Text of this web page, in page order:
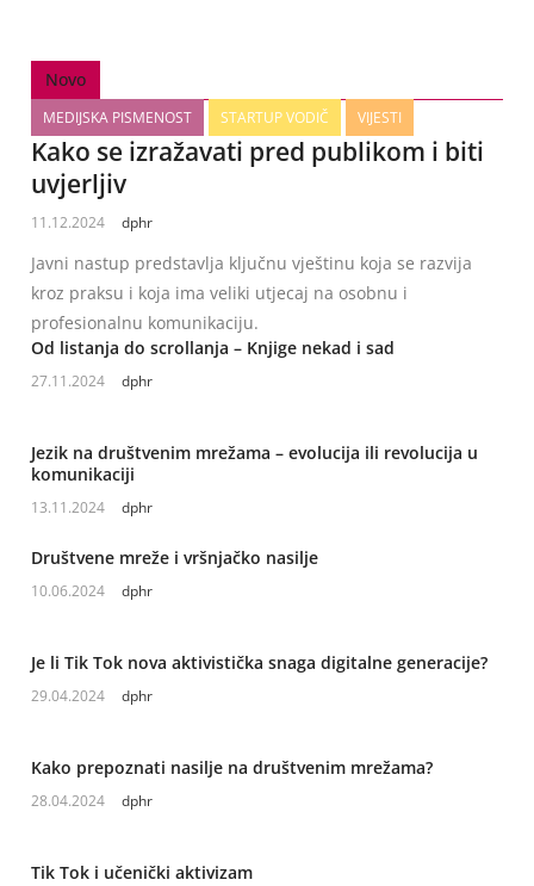
Novo
MEDIJSKA PISMENOST STARTUP VODIČ VIJESTI
Kako se izražavati pred publikom i biti
uvjerljiv
11.12.2024 dphr
Javni nastup predstavlja ključnu vještinu koja se razvija
kroz praksu i koja ima veliki utjecaj na osobnu i
profesionalnu komunikaciju.
Od listanja do scrollanja – Knjige nekad i sad
27.11.2024 dphr
Jezik na društvenim mrežama – evolucija ili revolucija u
komunikaciji
13.11.2024 dphr
Društvene mreže i vršnjačko nasilje
10.06.2024 dphr
Je li Tik Tok nova aktivistička snaga digitalne generacije?
29.04.2024 dphr
Kako prepoznati nasilje na društvenim mrežama?
28.04.2024 dphr
Tik Tok i učenički aktivizam